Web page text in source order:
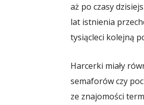
aż po czasy
lat istnienia
tysiącleci kolejną
Harcerki miały
semaforów czy
ze znajomości